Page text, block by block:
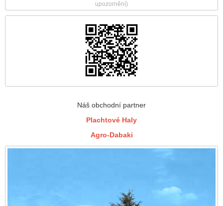
Náš obchodní partner
Plachtové Haly
Agro-Dabaki
upozornění)